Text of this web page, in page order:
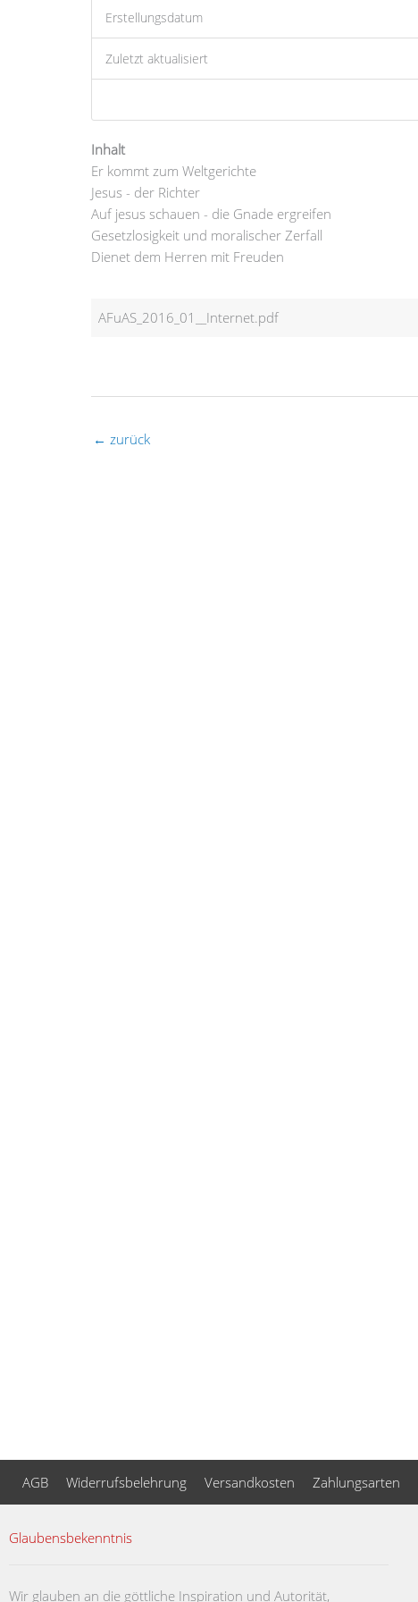
Erstellungsdatum
Zuletzt aktualisiert
Inhalt
Er kommt zum Weltgerichte
Jesus - der Richter
Auf jesus schauen - die Gnade ergreifen
Gesetzlosigkeit und moralischer Zerfall
Dienet dem Herren mit Freuden
AFuAS_2016_01__Internet.pdf
← zurück
AGB Widerrufsbelehrung Versandkosten Zahlungsarten
Glaubensbekenntnis
Wir glauben an die göttliche Inspiration und Autorität,